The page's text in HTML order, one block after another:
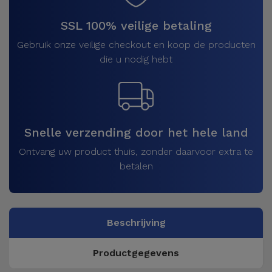
SSL 100% veilige betaling
Gebruik onze veilige checkout en koop de producten
die u nodig hebt
Snelle verzending door het hele land
Ontvang uw product thuis, zonder daarvoor extra te
betalen
Beschrijving
Productgegevens